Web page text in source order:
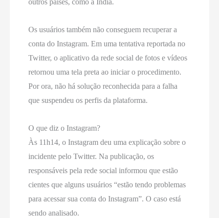
outros países, como a Índia.
Os usuários também não conseguem recuperar a
conta do Instagram. Em uma tentativa reportada no
Twitter, o aplicativo da rede social de fotos e vídeos
retornou uma tela preta ao iniciar o procedimento.
Por ora, não há solução reconhecida para a falha
que suspendeu os perfis da plataforma.
O que diz o Instagram?
Às 11h14, o Instagram deu uma explicação sobre o
incidente pelo Twitter. Na publicação, os
responsáveis pela rede social informou que estão
cientes que alguns usuários “estão tendo problemas
para acessar sua conta do Instagram”. O caso está
sendo analisado.